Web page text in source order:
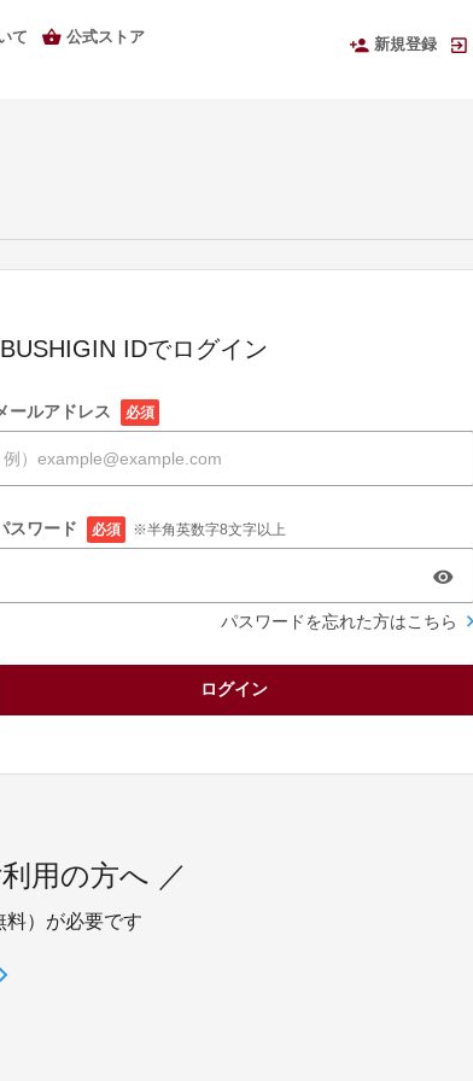
て 公式ストア 新規登録
IDでログイン
ールアドレス 必須
スワード 必須 ※半角英数字8文字以上
パスワードを忘れた方はこちら
ログイン
用の方へ ／
料）が必要です